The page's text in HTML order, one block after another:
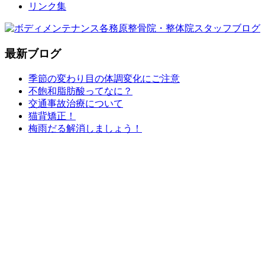
リンク集
最新ブログ
季節の変わり目の体調変化にご注意
不飽和脂肪酸ってなに？
交通事故治療について
猫背矯正！
梅雨だる解消しましょう！